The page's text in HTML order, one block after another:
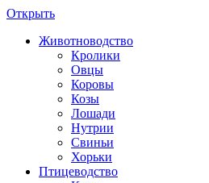
Открыть
Животноводство
Кролики
Овцы
Коровы
Козы
Лошади
Нутрии
Свиньи
Хорьки
Птицеводство